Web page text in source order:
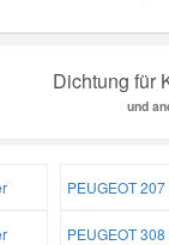
Dichtung für
und
PEUGEOT
PEUGEOT